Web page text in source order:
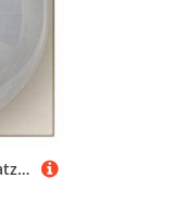
Gira Bewegungsmelderaufsatz 537501 cremeweiß System 55 Bewegungsmelder-Sensor 4010337051138